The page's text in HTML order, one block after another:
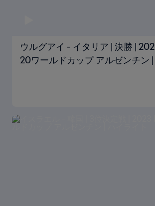
ウルグアイ - イタリア | 決勝 |
20ワールドカップ アルゼンチン |